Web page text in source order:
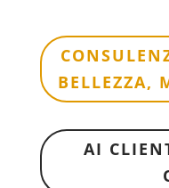
BEL­LEZZA,
AI